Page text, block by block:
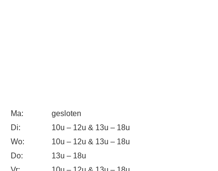
Ma:
gesloten
Di:
10u – 12u & 13u – 18u
Wo:
10u – 12u & 13u – 18u
Do:
13u – 18u